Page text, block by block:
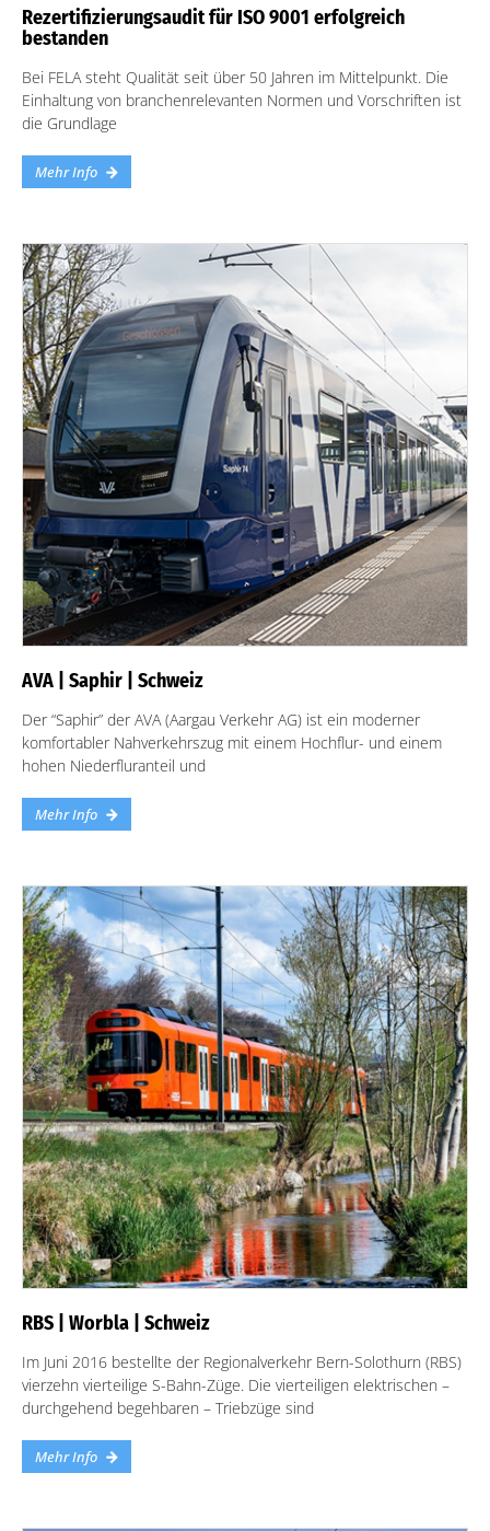
Rezertifizierungsaudit für ISO 9001 erfolgreich
bestanden
Bei FELA steht Qualität seit über 50 Jahren im Mittelpunkt. Die
Einhaltung von branchenrelevanten Normen und Vorschriften ist
die Grundlage
Mehr Info
AVA | Saphir | Schweiz
Der “Saphir” der AVA (Aargau Verkehr AG) ist ein moderner
komfortabler Nahverkehrszug mit einem Hochflur- und einem
hohen Niederfluranteil und
Mehr Info
RBS | Worbla | Schweiz
Im Juni 2016 bestellte der Regionalverkehr Bern-Solothurn (RBS)
vierzehn vierteilige S-Bahn-Züge. Die vierteiligen elektrischen –
durchgehend begehbaren – Triebzüge sind
Mehr Info